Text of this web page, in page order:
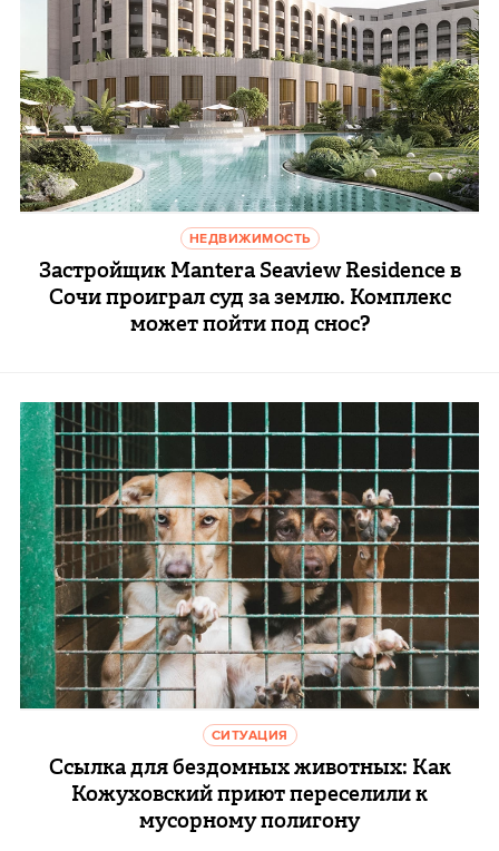
НЕДВИЖИМОСТЬ
Застройщик Mantera Seaview Residence в
Сочи проиграл суд за землю. Комплекс
может пойти под снос?
СИТУАЦИЯ
Ссылка для бездомных животных: Как
Кожуховский приют переселили к
мусорному полигону